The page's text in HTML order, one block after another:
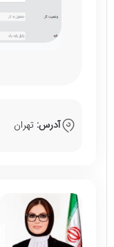
آدرس: تهران